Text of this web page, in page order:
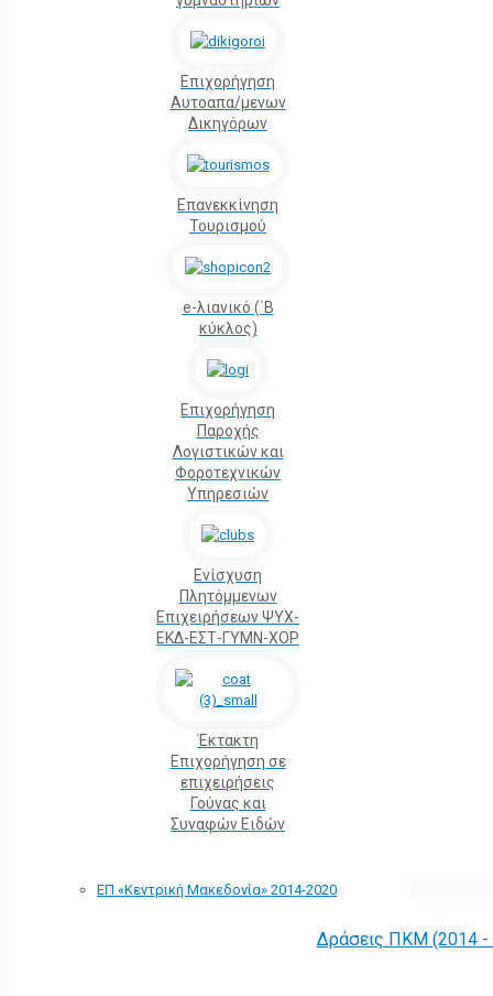
Επιχορήγηση
Αυτοαπα/μενων
Δικηγόρων
Επανεκκίνηση
Τουρισμού
e-λιανικό (΄Β
κύκλος)
Επιχορήγηση
Παροχής
Λογιστικών και
Φοροτεχνικών
Υπηρεσιών
Ενίσχυση
Πλητόμμενων
Επιχειρήσεων ΨΥΧ-
ΕΚΔ-ΕΣΤ-ΓΥΜΝ-ΧΟΡ
Έκτακτη
Επιχορήγηση σε
επιχειρήσεις
Γούνας και
Συναφών Ειδών
ΕΠ «Kεντρική Μακεδονία» 2014-2020
Δράσεις ΠΚΜ (2014 -